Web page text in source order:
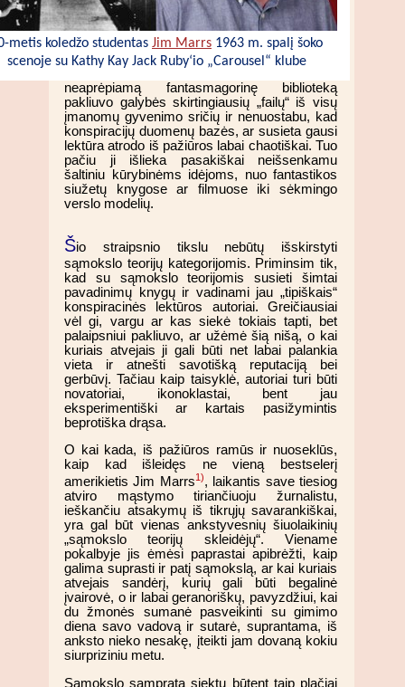
metis koledžo studentas Jim Marrs 1963 m. spalį šoko
scenoje su Kathy Kay Jack Ruby‘io „Carousel“ klube
neaprėpiamą fantasmagorinę biblioteką
pakliuvo galybės skirtingiausių „failų“ iš visų
įmanomų gyvenimo sričių ir nenuostabu, kad
konspiracijų duomenų bazės, ar susieta gausi
lektūra atrodo iš pažiūros labai chaotiškai. Tuo
pačiu ji išlieka pasakiškai neišsenkamu
šaltiniu kūrybinėms idėjoms, nuo fantastikos
siužetų knygose ar filmuose iki sėkmingo
verslo modelių.
Šio straipsnio tikslu nebūtų išskirstyti
sąmokslo teorijų kategorijomis. Priminsim tik,
kad su sąmokslo teorijomis susieti šimtai
pavadinimų knygų ir vadinami jau „tipiškais“
konspiracinės lektūros autoriai. Greičiausiai
vėl gi, vargu ar kas siekė tokiais tapti, bet
palaipsniui pakliuvo, ar užėmė šią nišą, o kai
kuriais atvejais ji gali būti net labai palankia
vieta ir atnešti savotišką reputaciją bei
gerbūvį. Tačiau kaip taisyklė, autoriai turi būti
novatoriai, ikonoklastai, bent jau
eksperimentiški ar kartais pasižymintis
beprotiška drąsa.
O kai kada, iš pažiūros ramūs ir nuoseklūs,
kaip kad išleidęs ne vieną bestselerį
amerikietis Jim Marrs1), laikantis save tiesiog
atviro mąstymo tiriančiuoju žurnalistu,
ieškančiu atsakymų iš tikrųjų savarankiškai,
yra gal būt vienas ankstyvesnių šiuolaikinių
„sąmokslo teorijų skleidėjų“. Viename
pokalbyje jis ėmėsi paprastai apibrėžti, kaip
galima suprasti ir patį sąmokslą, ar kai kuriais
atvejais sandėrį, kurių gali būti begalinė
įvairovė, o ir labai geranoriškų, pavyzdžiui, kai
du žmonės sumanė pasveikinti su gimimo
diena savo vadovą ir sutarė, suprantama, iš
anksto nieko nesakę, įteikti jam dovaną kokiu
siurpriziniu metu.
Sąmokslo samprata siektų būtent taip plačiai